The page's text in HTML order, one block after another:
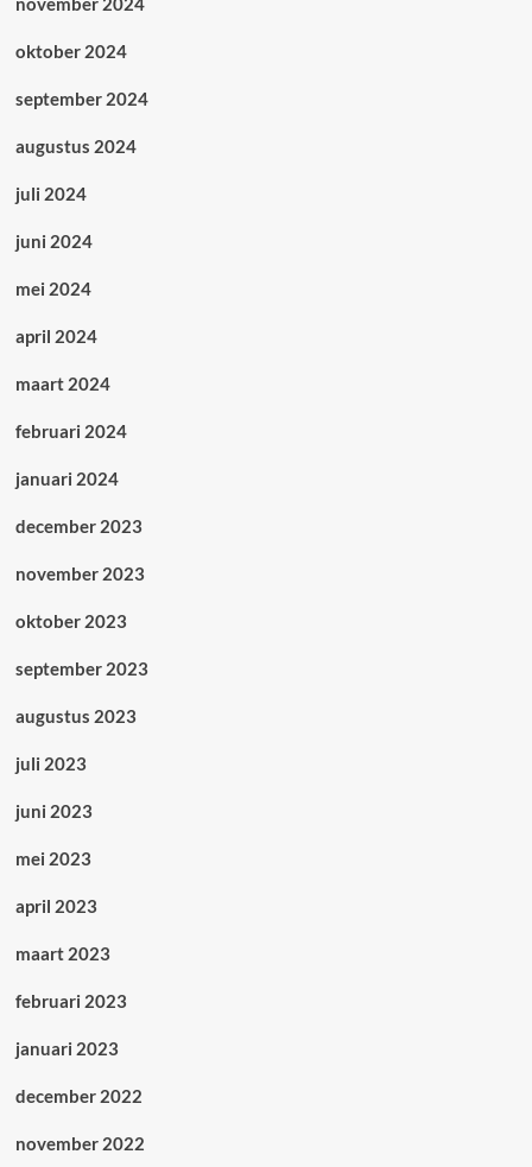
oktober 2024
september 2024
augustus 2024
juli 2024
juni 2024
mei 2024
april 2024
maart 2024
februari 2024
januari 2024
december 2023
november 2023
oktober 2023
september 2023
augustus 2023
juli 2023
juni 2023
mei 2023
april 2023
maart 2023
februari 2023
januari 2023
december 2022
november 2022